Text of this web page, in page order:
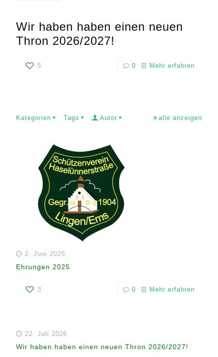
Wir haben haben einen neuen
Thron 2026/2027!
5 0 Mehr erfahren
Kategorien Tags Autor alle anzeigen
2. Juni 2025
Ehrungen 2025
3 0 Mehr erfahren
22. Juli 2026
Wir haben haben einen neuen Thron 2026/2027!